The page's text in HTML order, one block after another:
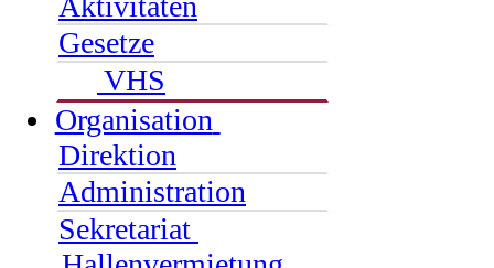
Gesetze
VHS
Organisation
Direktion
Administration
Sekretariat